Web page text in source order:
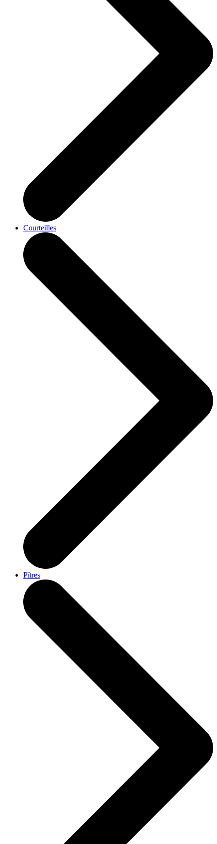
Courteilles
Pîtres